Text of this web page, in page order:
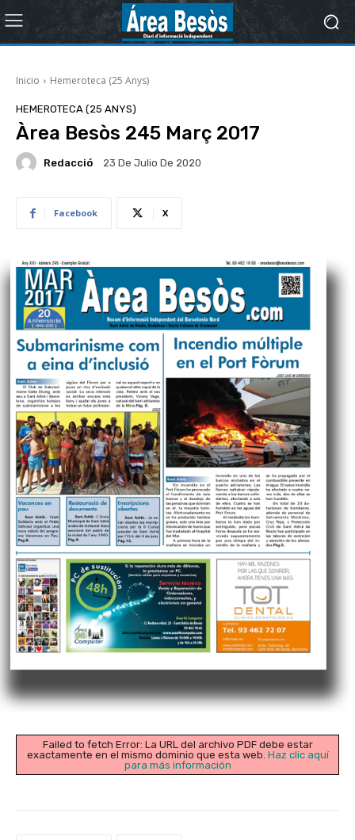
Inicio Hemeroteca (25 Anys)
HEMEROTECA (25 ANYS)
Àrea Besòs 245 Març 2017
Redacció 23 De Julio De 2020
Facebook X
Failed to fetch Error: La URL del archivo PDF debe estar
exactamente en el mismo dominio que esta web. Haz clic aquí
para más información